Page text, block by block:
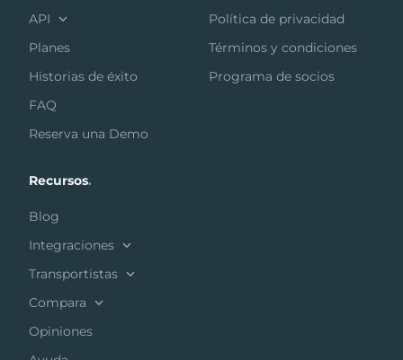
API
Planes
Historias de éxito
FAQ
Reserva una Demo
Política de privacidad
Términos y condiciones
Programa de socios
Recursos.
Blog
Integraciones
Transportistas
Compara
Opiniones